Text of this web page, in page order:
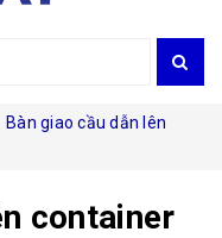
Bàn giao cầu dẫn lên
container